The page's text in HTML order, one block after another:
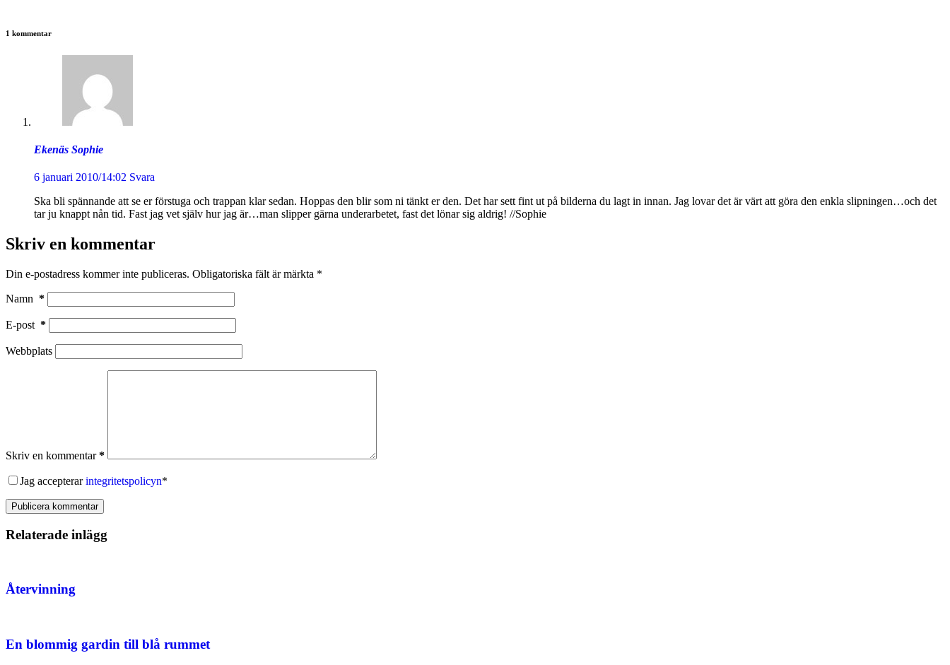
1 kommentar
Ekenäs Sophie
6 januari 2010/14:02 Svara
Ska bli spännande att se er förstuga och trappan klar sedan. Hoppas den blir som ni tänkt er den. Det har sett fint ut på bilderna du lagt in innan. Jag lovar det är värt att göra den enkla slipningen…och det
tar ju knappt nån tid. Fast jag vet själv hur jag är…man slipper gärna underarbetet, fast det lönar sig aldrig! //Sophie
Skriv en kommentar
Din e-postadress kommer inte publiceras. Obligatoriska fält är märkta *
Namn *
E-post *
Webbplats
Skriv en kommentar*
Jag accepterarintegritetspolicyn*
Publicera kommentar
Relaterade inlägg
Återvinning
En blommig gardin till blå rummet